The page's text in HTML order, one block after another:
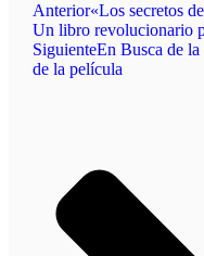
Anterior«Los secretos
Un libro revolucionario
SiguienteEn Busca de
de la película